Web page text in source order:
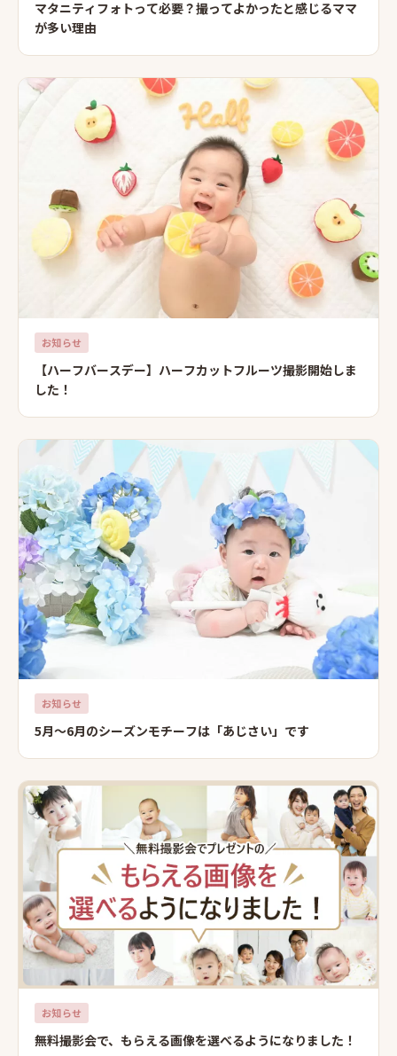
マタニティフォトって必要？撮ってよかったと感じるママ
が多い理由
お知らせ
【ハーフバースデー】ハーフカットフルーツ撮影開始しま
した！
お知らせ
5月～6月のシーズンモチーフは「あじさい」です
お知らせ
無料撮影会で、もらえる画像を選べるようになりました！